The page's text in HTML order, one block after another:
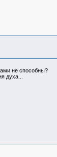
не способны?
духа...